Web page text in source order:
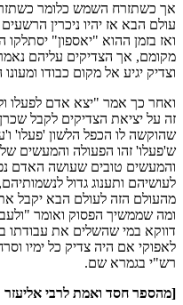
אך כשתזרח השמש כלומר
עולם הבא אז יהיו ניכרין
ואז בזמן ההוא "יאספון" יסתלקו
מקומם, אך הצדיקים עליהם
וצדיק יגיע אל מקום כבודו ומעונו
ואחר כך אמר "יצא אדם לפעלו
זה על יציאת הצדיקים לקבל
שהוקשה לו הכפל הלשון 'פעלו'
ש'פעלו' זהו הפעולה והמעשים
והמעשים טובים שעושה האדם
לעושיהם ותענוג גדול
מהעולם הזה לעולם הבא יקבל
ומה שממשיך הפסוק ואומר
דווקא במי שהשלים את עבודתו
לאפוקי אם היה צדיק כל ימיו
רש"י בגמרא שם.
[מהספר חסד ואמת לרבי אליעזר